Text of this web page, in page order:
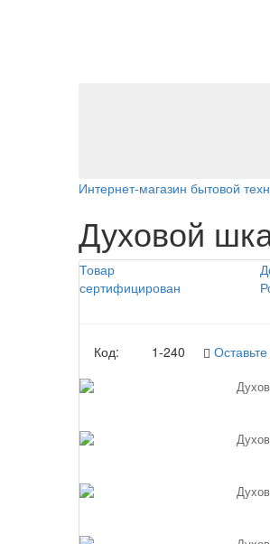
Интернет-магазин бытовой
Духовой
Товар
сертифицирован
Код: 1-240